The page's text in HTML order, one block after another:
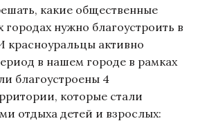
какие общественные
городах нужно благоустроить в
красноуральцы активно
в нашем городе в рамках
благоустроены 4
которые стали
отдыха детей и взрослых: